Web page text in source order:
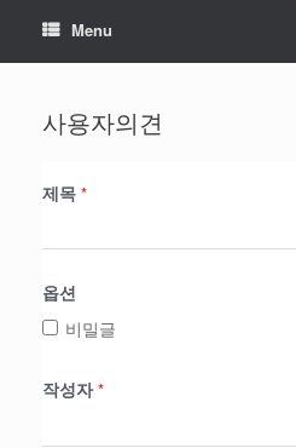
Menu
사용자의견
제목 *
옵션
비밀글
작성자 *